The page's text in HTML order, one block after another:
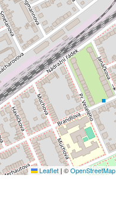
Leaflet | ©OpenStreetMap